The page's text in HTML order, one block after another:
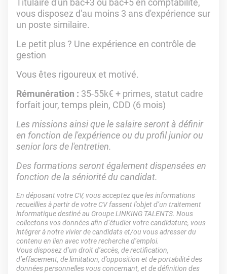
Titulaire d'un bac+3 ou bac+5 en comptabilité,
vous disposez d'au moins 3 ans d'expérience sur
un poste similaire.
Le petit plus ? Une expérience en contrôle de
gestion
Vous êtes rigoureux et motivé.
Rémunération : 35-55k€ + primes, statut cadre
forfait jour, temps plein, CDD (6 mois)
Les missions ainsi que le salaire seront à définir
en fonction de l'expérience ou du profil junior ou
senior lors de l'entretien.
Des formations seront également dispensées en
fonction de la séniorité du candidat.
En déposant votre CV, vous acceptez que les informations
recueillies à partir de votre CV fassent l’objet d’un traitement
informatique destiné au Groupe LINKING TALENTS. Nous
collectons vos données afin d’étudier votre candidature, vous
intégrer à notre vivier de candidats et/ou vous adresser du
contenu en lien avec votre recherche d’emploi.
Vous disposez d’un droit d’accès, de rectification,
d’effacement, de limitation, d’opposition et de portabilité des
données personnelles vous concernant, et de définition des